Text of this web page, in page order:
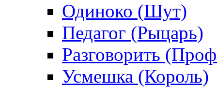
Одиноко (Шут)
Педагог (Рыцарь)
Разговорить
Усмешка (Король)